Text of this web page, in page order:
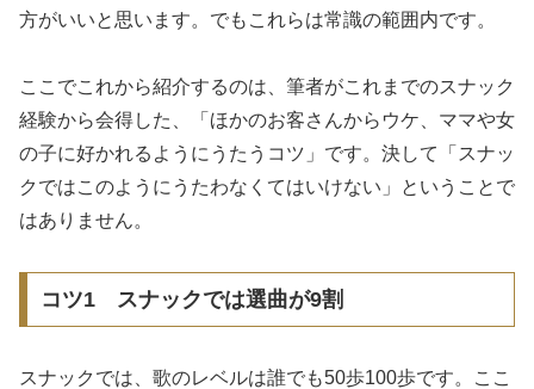
方がいいと思います。でもこれらは常識の範囲内です。
ここでこれから紹介するのは、筆者がこれまでのスナック
経験から会得した、「ほかのお客さんからウケ、ママや女
の子に好かれるようにうたうコツ」です。決して「スナッ
クではこのようにうたわなくてはいけない」ということで
はありません。
コツ1 スナックでは選曲が9割
スナックでは、歌のレベルは誰でも50歩100歩です。ここ